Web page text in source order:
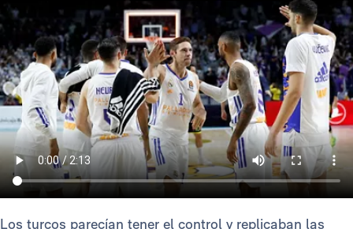
Los turcos parecían tener el control y replicaban las